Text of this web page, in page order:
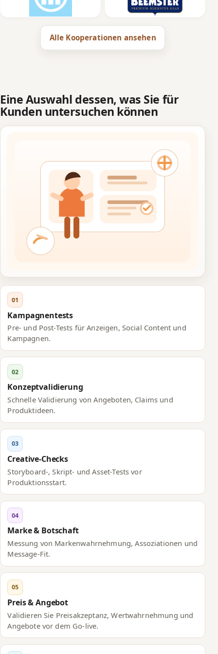
Alle Kooperationen ansehen
Eine Auswahl dessen, was Sie für
Kunden untersuchen können
01
Kampagnentests
Pre- und Post-Tests für Anzeigen, Social Content und
Kampagnen.
02
Konzeptvalidierung
Schnelle Validierung von Angeboten, Claims und
Produktideen.
03
Creative-Checks
Storyboard-, Skript- und Asset-Tests vor
Produktionsstart.
04
Marke & Botschaft
Messung von Markenwahrnehmung, Assoziationen und
Message-Fit.
05
Preis & Angebot
Validieren Sie Preisakzeptanz, Wertwahrnehmung und
Angebote vor dem Go-live.